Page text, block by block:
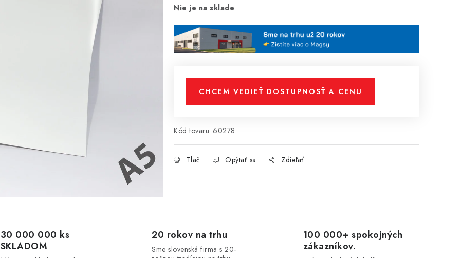
Nie je na sklade
CHCEM VEDIEŤ DOSTUPNOSŤ A CENU
Kód tovaru: 60278
Tlač Opýtať sa Zdieľať
30 000 000 ks
SKLADOM
20 rokov na trhu
Sme slovenská firma s 20-
100 000+ spokojných
zákazníkov.